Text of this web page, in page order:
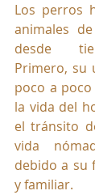
Los perros
animales
desde
Primero, su
poco a
la vida del
el tránsito
vida
debido a su
y familiar.